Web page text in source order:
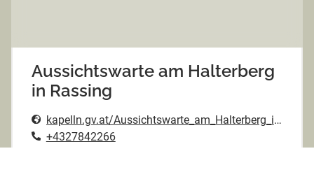
Aussichtswarte am Halterberg
in Rassing
kapelln.gv.at/Aussichtswarte_am_Halterberg_in_Rassing_4
+4327842266